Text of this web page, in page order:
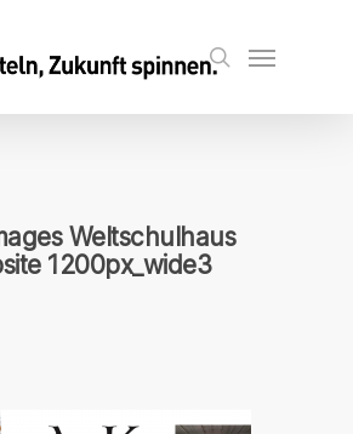
search
Menu
Weltschulhaus
1200px_wide3